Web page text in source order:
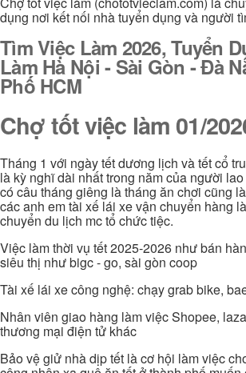
dụng nơi kết nối nhà tuyển dụng và người
Tìm Việc Làm 2026, Tuyển
Làm Hà Nội - Sài Gòn - Đà
Phố HCM
Chợ tốt việc làm 01/
Tháng 1 với ngày tết dương lịch và tết cổ
là kỳ nghĩ dài nhất trong năm của người
có câu tháng giêng là tháng ăn chơi cũng
các anh em tài xế lái xe vận chuyển hàng
chuyển du lịch mc tổ chức tiệc.
Việc làm thời vụ tết 2025-2026 như bán
siêu thị như bigc - go, sài gòn coop
Tài xế lái xe công nghệ: chạy grab bike,
Nhân viên giao hàng làm việc Shopee,
thương mại điện tử khác
Bảo vệ giử nhà dịp tết là cơ hội làm việc